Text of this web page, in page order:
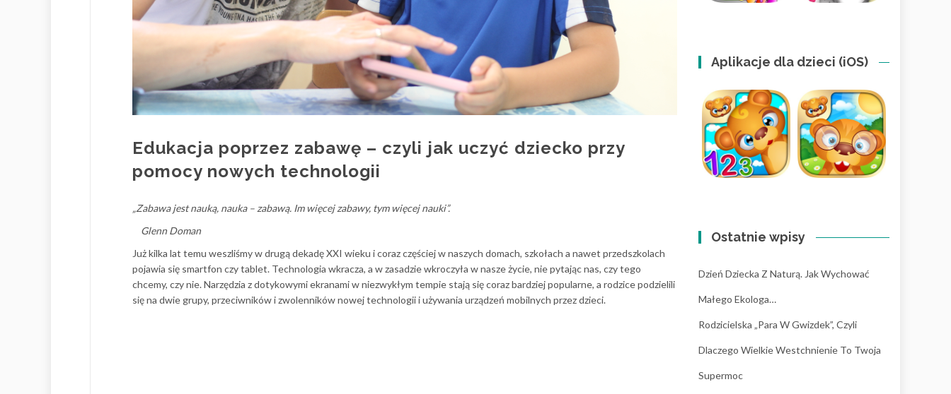
Edukacja poprzez zabawę – czyli jak uczyć dziecko przy
pomocy nowych technologii
„Zabawa jest nauką, nauka – zabawą. Im więcej zabawy, tym więcej nauki”.
Glenn Doman
Już kilka lat temu weszliśmy w drugą dekadę XXI wieku i coraz częściej w naszych domach, szkołach a nawet przedszkolach
pojawia się smartfon czy tablet. Technologia wkracza, a w zasadzie wkroczyła w nasze życie, nie pytając nas, czy tego
chcemy, czy nie. Narzędzia z dotykowymi ekranami w niezwykłym tempie stają się coraz bardziej popularne, a rodzice podzielili
się na dwie grupy, przeciwników i zwolenników nowej technologii i używania urządzeń mobilnych przez dzieci.
Aplikacje dla dzieci (iOS)
Ostatnie wpisy
Dzień Dziecka Z Naturą. Jak Wychować
Małego Ekologa…
Rodzicielska „para W Gwizdek”, Czyli
Dlaczego Wielkie Westchnienie To Twoja
Supermoc